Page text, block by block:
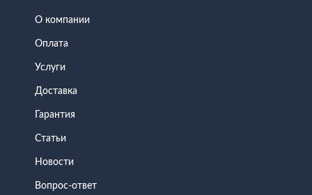
О компании
Оплата
Услуги
Доставка
Гарантия
Статьи
Новости
Вопрос-ответ